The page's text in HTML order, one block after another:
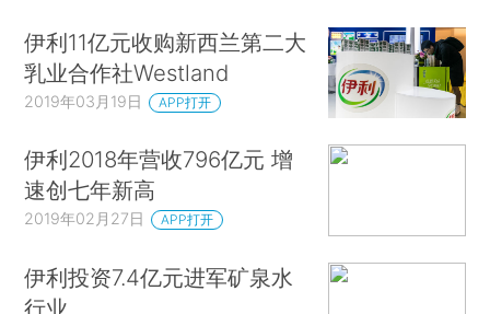
伊利11亿元收购新西兰第二大
乳业合作社Westland
2019年03月19日 APP打开
伊利2018年营收796亿元 增
速创七年新高
2019年02月27日 APP打开
伊利投资7.4亿元进军矿泉水
行业